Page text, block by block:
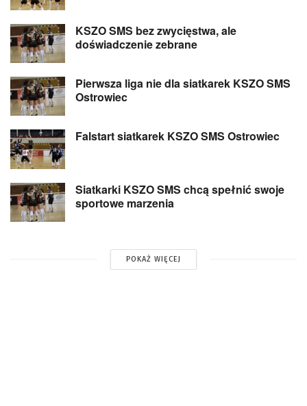
KSZO SMS bez zwycięstwa, ale
doświadczenie zebrane
Pierwsza liga nie dla siatkarek KSZO SMS
Ostrowiec
Falstart siatkarek KSZO SMS Ostrowiec
Siatkarki KSZO SMS chcą spełnić swoje
sportowe marzenia
POKAŻ WIĘCEJ